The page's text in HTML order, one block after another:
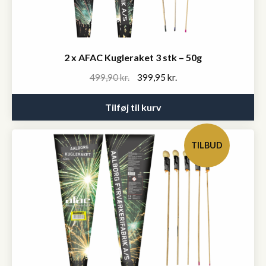
2 x AFAC Kugleraket 3 stk – 50g
499,90kr.
Original
was:
499,90 kr..
399,95 kr.
399,95 kr..
Tilføj til kurv
TILBUD